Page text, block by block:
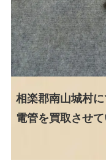
相楽郡南山城村
電管を買取させ